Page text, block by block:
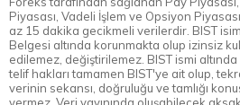
Piyasası, Vadeli İşlem ve Opsiyon
az 15 dakika gecikmeli verilerdir. BIST
Belgesi altında korunmakta olup izinsiz
edilemez, değiştirilemez. BIST ismi
telif hakları tamamen BIST'ye ait olup,
verinin sekansı, doğruluğu ve tamlığı